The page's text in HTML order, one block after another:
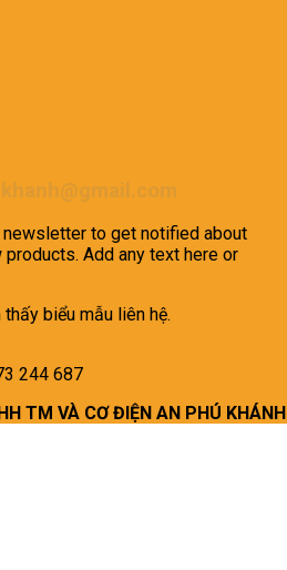
newsletter to get notified about
products. Add any text here or
thấy biểu mẫu liên hệ.
244 687
TM VÀ CƠ ĐIỆN AN PHÚ KHÁNH